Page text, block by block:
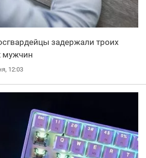
задержали троих
мужчин
12:03